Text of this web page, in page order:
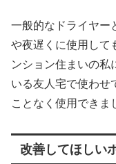
一般的なドライヤー
や夜遅くに使用して
ンション住まいの私
いる友人宅で使わせ
ことなく使用できま
改善してほしい